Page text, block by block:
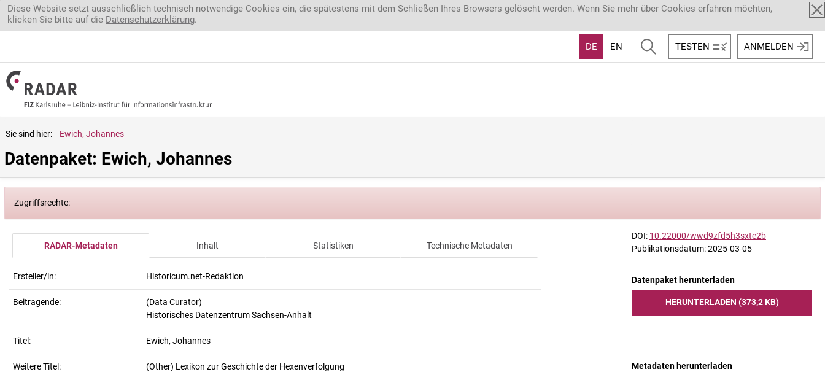
Direkt zum Inhalt
Diese Website setzt ausschließlich technisch notwendige Cookies ein, die spätestens mit dem Schließen Ihres Browsers gelöscht werden. Wenn Sie mehr über Cookies erfahren möchten,
klicken Sie bitte auf die Datenschutzerklärung.
DE EN TESTEN ANMELDEN
Sie sind hier: Ewich, Johannes
Datenpaket: Ewich, Johannes
Zugriffsrechte:
RADAR-Metadaten Inhalt Statistiken Technische Metadaten
Ersteller/in: Historicum.net-Redaktion
Beitragende:
(Data Curator)
Historisches Datenzentrum Sachsen-Anhalt
Titel: Ewich, Johannes
Weitere Titel:
(Other) Lexikon zur Geschichte der Hexenverfolgung
DOI: 10.22000/wwd9zfd5h3sxte2b
Publikationsdatum: 2025-03-05
Datenpaket herunterladen
HERUNTERLADEN (373,2 KB)
Metadaten herunterladen